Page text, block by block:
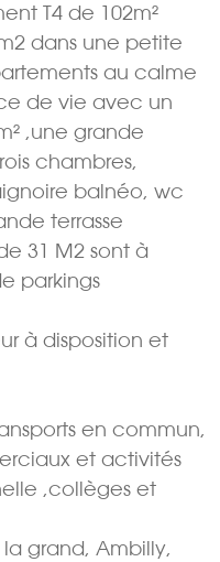
T4 de 102m²
dans une petite
au calme
de vie avec un
,une grande
chambres,
balnéo, wc
terrasse
31 M2 sont à
parkings
à disposition et
en commun,
et activités
,collèges et
grand, Ambilly,